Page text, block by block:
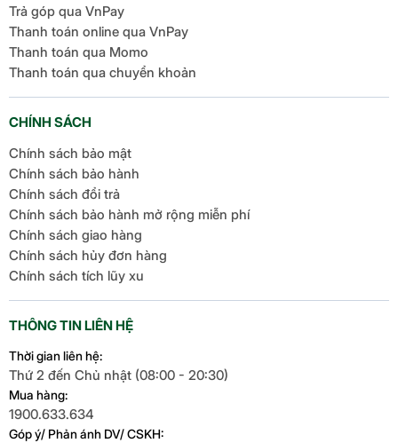
Trả góp qua VnPay
Thanh toán online qua VnPay
Thanh toán qua Momo
Thanh toán qua chuyển khoản
CHÍNH SÁCH
Chính sách bảo mật
Chính sách bảo hành
Chính sách đổi trả
Chính sách bảo hành mở rộng miễn phí
Chính sách giao hàng
Chính sách hủy đơn hàng
Chính sách tích lũy xu
THÔNG TIN LIÊN HỆ
Thời gian liên hệ:
Thứ 2 đến Chủ nhật (08:00 - 20:30)
Mua hàng:
1900.633.634
Góp ý/ Phản ánh DV/ CSKH: